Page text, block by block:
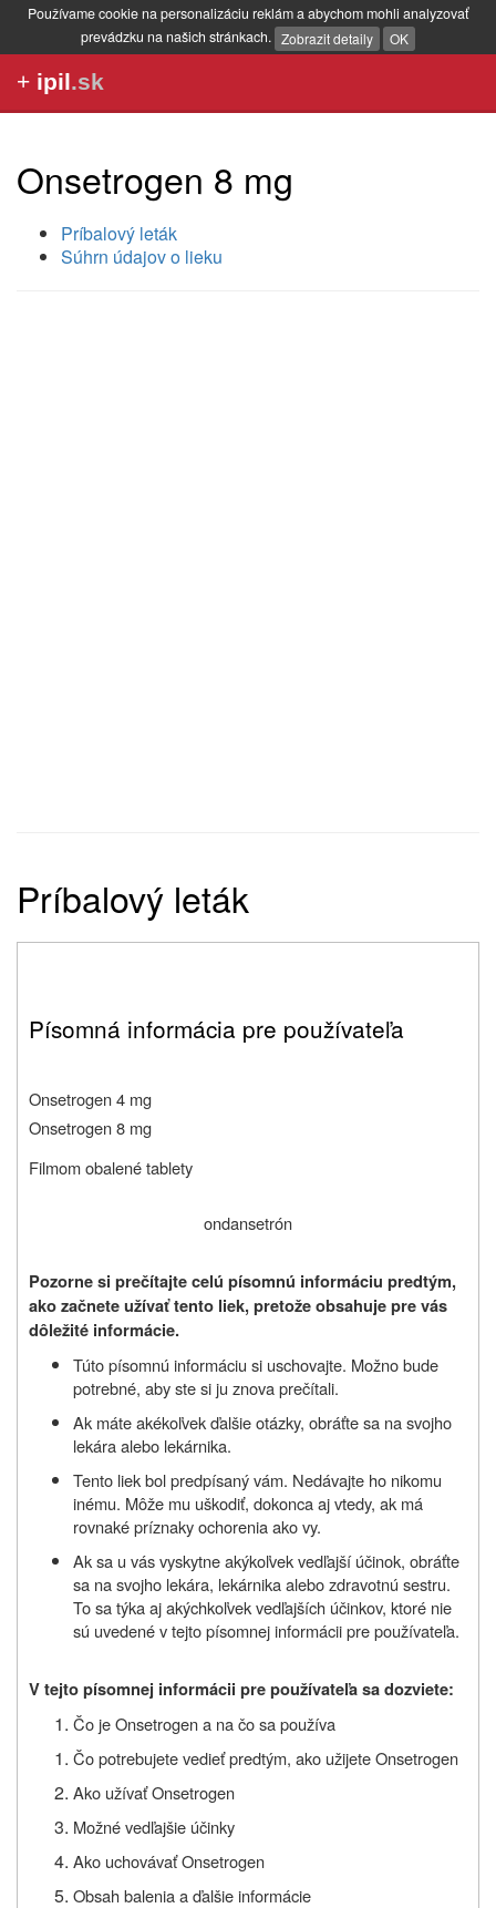
Používame cookie na personalizáciu reklám a abychom mohli analyzovať
prevádzku na našich stránkach. Zobrazit detaily OK
+ ipil.sk
Onsetrogen 8 mg
Príbalový leták
Súhrn údajov o lieku
Príbalový leták
Písomná informácia pre používateľa
Onsetrogen 4 mg
Onsetrogen 8 mg
Filmom obalené tablety
ondansetrón
Pozorne si prečítajte celú písomnú informáciu predtým,
ako začnete užívať tento liek, pretože obsahuje pre vás
dôležité informácie.
Túto písomnú informáciu si uschovajte. Možno bude
potrebné, aby ste si ju znova prečítali.
Ak máte akékoľvek ďalšie otázky, obráťte sa na svojho
lekára alebo lekárnika.
Tento liek bol predpísaný vám. Nedávajte ho nikomu
inému. Môže mu uškodiť, dokonca aj vtedy, ak má
rovnaké príznaky ochorenia ako vy.
Ak sa u vás vyskytne akýkoľvek vedľajší účinok, obráťte
sa na svojho lekára, lekárnika alebo zdravotnú sestru.
To sa týka aj akýchkoľvek vedľajších účinkov, ktoré nie
sú uvedené v tejto písomnej informácii pre používateľa.
V tejto písomnej informácii pre používateľasa dozviete:
Čo je Onsetrogen a na čo sa používa
Čo potrebujete vedieť predtým, ako užijete Onsetrogen
Ako užívať Onsetrogen
Možné vedľajšie účinky
Ako uchovávať Onsetrogen
Obsah balenia a ďalšieinformácie